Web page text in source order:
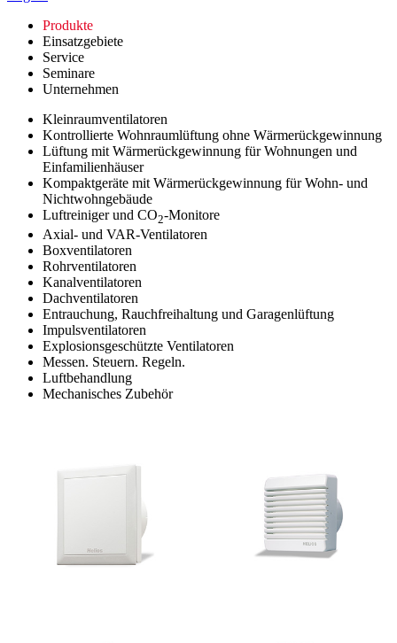
Produkte
Einsatzgebiete
Service
Seminare
Unternehmen
Kleinraumventilatoren
Kontrollierte Wohnraumlüftung ohne Wärmerückgewinnung
Lüftung mit Wärmerückgewinnung für Wohnungen und
Einfamilienhäuser
Kompaktgeräte mit Wärmerückgewinnung für Wohn- und
Nichtwohngebäude
Luftreiniger und CO2-Monitore
Axial- und VAR-Ventilatoren
Boxventilatoren
Rohrventilatoren
Kanalventilatoren
Dachventilatoren
Entrauchung, Rauchfreihaltung und Garagenlüftung
Impulsventilatoren
Explosionsgeschützte Ventilatoren
Messen. Steuern. Regeln.
Luftbehandlung
Mechanisches Zubehör